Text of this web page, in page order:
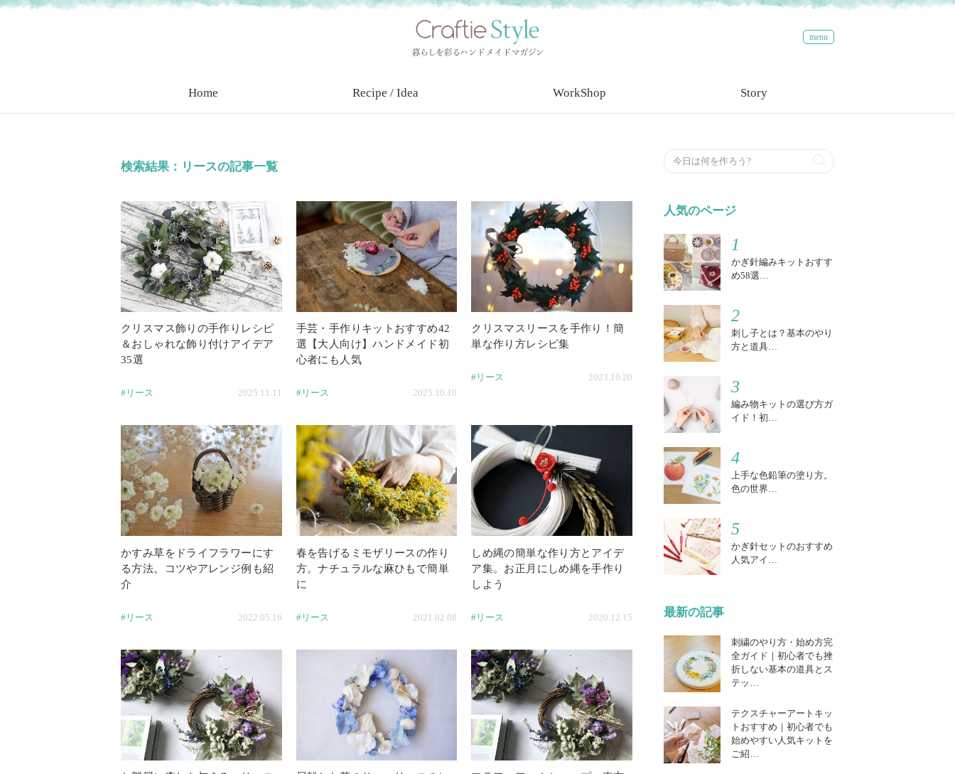
menu
Home Recipe / Idea WorkShop Story
検索結果：リースの記事一覧
クリスマス飾りの手作りレシピ
＆おしゃれな飾り付けアイデア
35選
#リース 2025.11.11
手芸・手作りキットおすすめ42
選【大人向け】ハンドメイド初
心者にも人気
#リース 2025.10.10
クリスマスリースを手作り！簡
単な作り方レシピ集
#リース 2023.10.20
かすみ草をドライフラワーにす
る方法。コツやアレンジ例も紹
介
#リース 2022.05.16
春を告げるミモザリースの作り
方。ナチュラルな麻ひもで簡単
に
#リース 2021.02.08
しめ縄の簡単な作り方とアイデ
ア集。お正月にしめ縄を手作り
しよう
#リース 2020.12.15
検索する
人気のページ
1
かぎ針編みキットおすす
め58選…
2
刺し子とは？基本のやり
方と道具…
3
編み物キットの選び方ガ
イド！初…
4
上手な色鉛筆の塗り方。
色の世界…
5
かぎ針セットのおすすめ
人気アイ…
最新の記事
刺繍のやり方・始め方完
全ガイド｜初心者でも挫
折しない基本の道具とス
テッ…
テクスチャーアートキッ
トおすすめ｜初心者でも
始めやすい人気キットを
ご紹…